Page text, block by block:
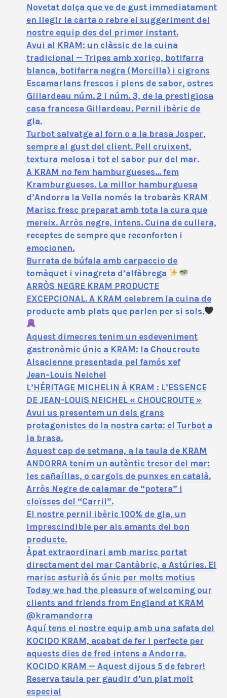
Novetat dolça que ve de gust immediatament
en llegir la carta o rebre el suggeriment del
nostre equip des del primer instant.
Avui al KRAM: un clàssic de la cuina
tradicional — Tripes amb xoriço, botifarra
blanca, botifarra negra (Morcilla) i cigrons
Escamarlans frescos i plens de sabor, ostres
Gillardeau núm. 2 i núm. 3, de la prestigiosa
casa francesa Gillardeau. Pernil ibèric de
gla.
Turbot salvatge al forn o a la brasa Josper,
sempre al gust del client. Pell cruixent,
textura melosa i tot el sabor pur del mar.
A KRAM no fem hamburgueses… fem
Kramburgueses. La millor hamburguesa
d’Andorra la Vella només la trobaràs KRAM
Marisc fresc preparat amb tota la cura que
mereix. Arròs negre, intens. Cuina de cullera,
receptes de sempre que reconforten i
emocionen.
Burrata de búfala amb carpaccio de
tomàquet i vinagreta d’alfàbrega
ARRÒS NEGRE KRAM PRODUCTE
EXCEPCIONAL. A KRAM celebrem la cuina de
producte amb plats que parlen per si sols.
Aquest dimecres tenim un esdeveniment
gastronòmic únic a KRAM: la Choucroute
Alsacienne presentada pel famós xef
Jean‑Louis Neichel
L’HÉRITAGE MICHELIN À KRAM : L’ESSENCE
DE JEAN-LOUIS NEICHEL « CHOUCROUTE »
Avui us presentem un dels grans
protagonistes de la nostra carta: el Turbot a
la brasa.
Aquest cap de setmana, a la taula de KRAM
ANDORRA tenim un autèntic tresor del mar:
les cañaíllas, o cargols de punxes en català.
Arròs Negre de calamar de “potera” i
cloïsses del “Carril”.
El nostre pernil ibèric 100% de gla, un
imprescindible per als amants del bon
producte.
Àpat extraordinari amb marisc portat
directament del mar Cantàbric, a Astúries. El
marisc asturià és únic per molts motius
Today we had the pleasure of welcoming our
clients and friends from England at KRAM
@kramandorra
Aquí tens el nostre equip amb una safata del
KOCIDO KRAM, acabat de fer i perfecte per
aquests dies de fred intens a Andorra.
KOCIDO KRAM — Aquest dijous 5 de febrer!
Reserva taula per gaudir d’un plat molt
especial